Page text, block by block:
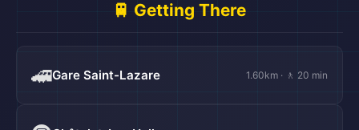
🚆 Getting There
🚄Gare Saint-Lazare 1.60km · 🚶 20 min